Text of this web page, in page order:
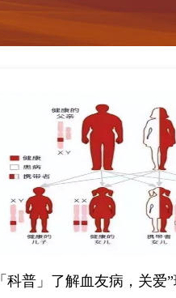
「科普」了解血友病，关爱